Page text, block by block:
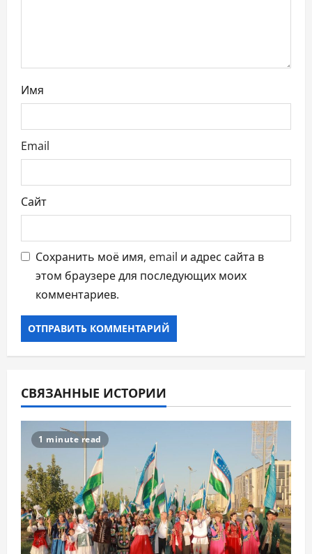
и
с
я
м
Имя
Email
Сайт
Сохранить моё имя, email и адрес сайта в
этом браузере для последующих моих
комментариев.
СВЯЗАННЫЕ ИСТОРИИ
1 minute read